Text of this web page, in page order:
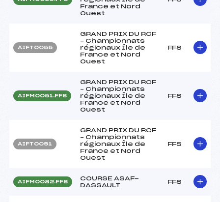
France et Nord
Ouest
AIFT0055
GRAND PRIX DU RCF
– Championnats
régionaux Île de
France et Nord
Ouest
FFS
AIFM0051.FFS
GRAND PRIX DU RCF
– Championnats
régionaux Île de
France et Nord
Ouest
FFS
AIFT0051
GRAND PRIX DU RCF
– Championnats
régionaux Île de
France et Nord
Ouest
FFS
AIFM0082.FFS
COURSE ASAF-
DASSAULT
FFS